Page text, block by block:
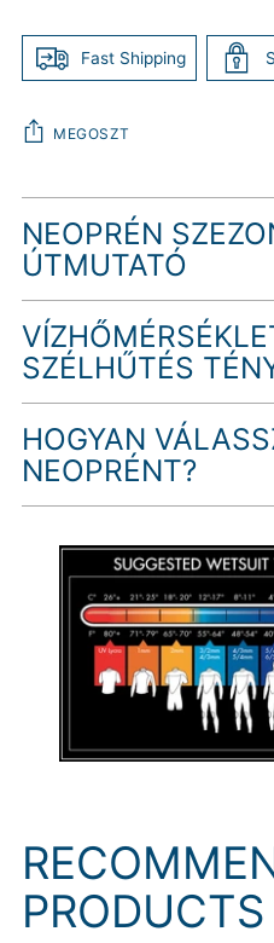
Fast Shipping
MEGOSZT
Termék
hozzáadása
a
kosárhoz
NEOPRÉN
ÚTMUTATÓ
SZÉLHŰTÉS
HOGYAN
NEOPRÉNT?
PRODUCTS